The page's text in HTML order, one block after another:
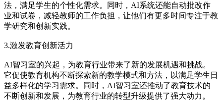
法，满足学生的个性化需求。同时，AI系统还能自动批改作
业和试卷，减轻教师的工作负担，让他们有更多时间专注于教
学研究和创新实践。
3.激发教育创新活力
AI智习室的兴起，为教育行业带来了新的发展机遇和挑战。
它促使教育机构不断探索新的教学模式和方法，以满足学生日
益多样化的学习需求。同时，AI智习室还推动了教育技术的
不断创新和发展，为教育行业的转型升级提供了强大动力。